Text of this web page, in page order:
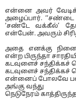
என்னை அவர்
அழைப்பார்.
‘சண்டே வக்கீல்’
என்பேன். அவரும்
அதை எனக்கு
என்ற பிருந்தா
கடவுளைச் சந்திக்கச்
கடவுளைச்
என்னைப் போலவே
அங்கு வந்து
நெடுநேரம்